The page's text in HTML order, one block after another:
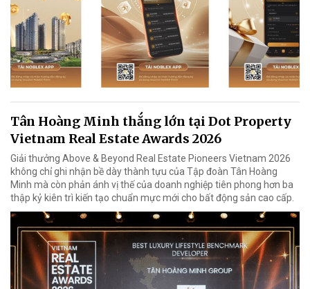
Tân Hoàng Minh thắng lớn tại Dot Property
Vietnam Real Estate Awards 2026
Giải thưởng Above & Beyond Real Estate Pioneers Vietnam 2026
không chỉ ghi nhận bề dày thành tựu của Tập đoàn Tân Hoàng
Minh mà còn phản ánh vị thế của doanh nghiệp tiên phong hơn ba
thập kỷ kiên trì kiến tạo chuẩn mực mới cho bất động sản cao cấp.